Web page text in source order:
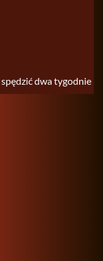
dwa ty­go­dnie